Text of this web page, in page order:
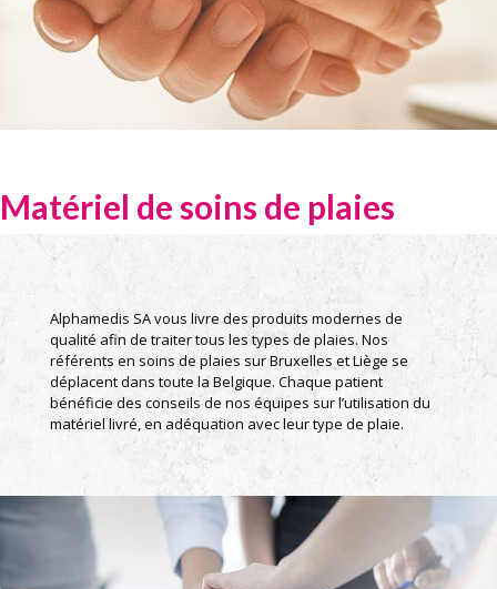
Matériel de soins de plaies
Alphamedis SA vous livre des produits modernes de
qualité afin de traiter tous les types de plaies. Nos
référents en soins de plaies sur Bruxelles et Liège se
déplacent dans toute la Belgique. Chaque patient
bénéficie des conseils de nos équipes sur l’utilisation du
matériel livré, en adéquation avec leur type de plaie.